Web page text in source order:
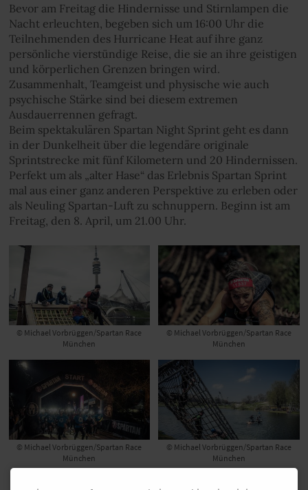
Bevor am Freitag die Hindernisse und Stirnlampen die
Nacht erleuchten, begeben sich um 16:00 Uhr die
Teilnehmenden des Hurricane Heat auf ihre ganz
persönliche vierstündige Reise, die sie an ihre geistigen
und körperlichen Grenzen bringen wird.
Zusammenhalt, Teamgeist und physische wie auch
psychische Stärke sind bei diesem extremen
Ausdauerrennen gefragt.
Beim spektakulären Spartan Night Sprint geht es dann
in der Dunkelheit über die legendäre originale
Sprintstrecke mit fünf Kilometern und 20 Hindernissen.
Perfekt um als „alter Hase“ das Erlebnis Spartan Sprint
mal aus einer ganz anderen Perspektive zu erleben oder
als Neuling Spartan-Luft zu schnuppern. Beginn ist am
Freitag, den 8. April, um 21.00 Uhr.
© Michael Vorbrüggen/Spartan Race
München
© Michael Vorbrüggen/Spartan Race
München
© Michael Vorbrüggen/Spartan Race
München
© Michael Vorbrüggen/Spartan Race
München